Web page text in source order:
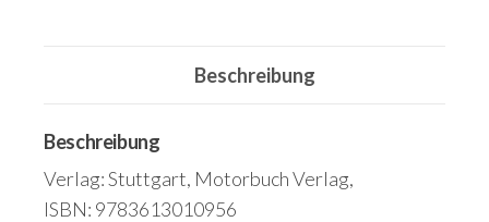
Beschreibung
Beschreibung
Verlag: Stuttgart, Motorbuch Verlag,
ISBN: 9783613010956